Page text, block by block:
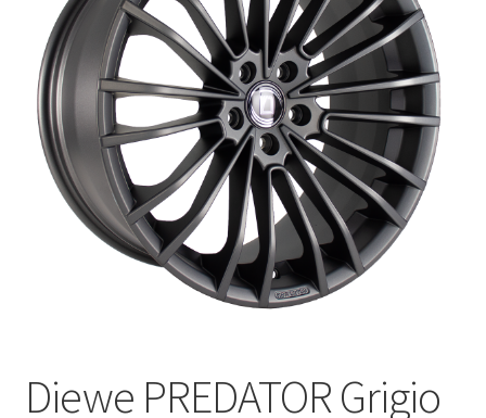
Auton renkaat
Yhteystiedot
Diewe PREDATOR Grigio